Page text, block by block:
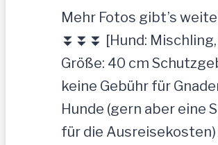
Mehr Fotos gibt’s
⏬⏬⏬ [Hund:
Größe: 40 cm
keine Gebühr für
Hunde (gern aber eine
für die Ausreisekosten)